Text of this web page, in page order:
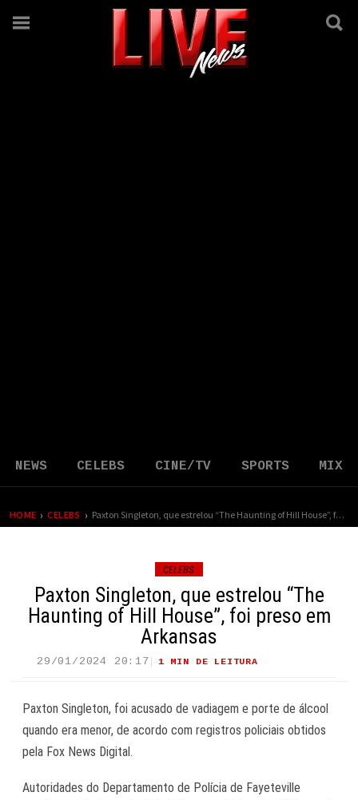
NEWS CELEBS CINE/TV SPORTS MIX
HOME › CELEBS › Paxton Singleton, que estrelou “The Haunting of Hill House”, foi preso em Arkansas
CELEBS
Paxton Singleton, que estrelou “The
Haunting of Hill House”, foi preso em
Arkansas
29/01/2024 20:17 1 MIN DE LEITURA
Paxton Singleton, foi acusado de vadiagem e porte de álcool
quando era menor, de acordo com registros policiais obtidos
pela Fox News Digital.
Autoridades do Departamento de Polícia de Fayeteville